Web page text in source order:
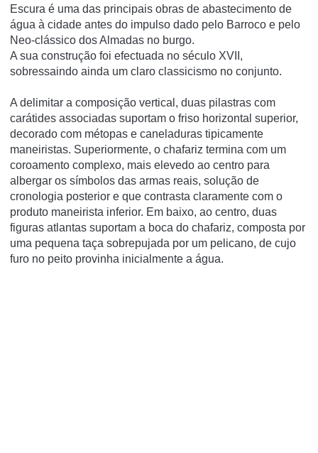
Escura é uma das principais obras de abastecimento de
água à cidade antes do impulso dado pelo Barroco e pelo
Neo-clássico dos Almadas no burgo.
A sua construção foi efectuada no século XVII,
sobressaindo ainda um claro classicismo no conjunto.
A delimitar a composição vertical, duas pilastras com
carátides associadas suportam o friso horizontal superior,
decorado com métopas e caneladuras tipicamente
maneiristas. Superiormente, o chafariz termina com um
coroamento complexo, mais elevedo ao centro para
albergar os símbolos das armas reais, solução de
cronologia posterior e que contrasta claramente com o
produto maneirista inferior. Em baixo, ao centro, duas
figuras atlantas suportam a boca do chafariz, composta por
uma pequena taça sobrepujada por um pelicano, de cujo
furo no peito provinha inicialmente a água.